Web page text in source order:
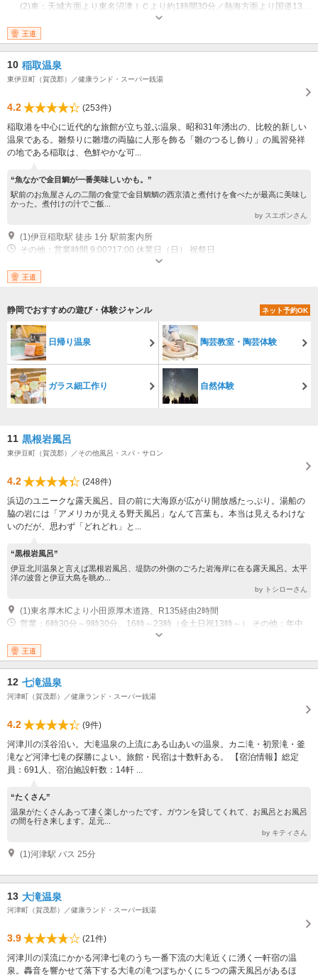
開園時間：9：00～16：00 定休日：火・金
王道
10 稲取温泉
東伊豆町（賀茂郡）／健康ランド・スーパー銭湯
4.2
(253件)
稲取港を中心に近代的な旅館が立ち並ぶ温泉。昭和31年湧出の、比較的新しい
温泉である。雛祭りに雛壇の両脇に人形を飾る「雛のつるし飾り」の風習発祥
の地である稲取は、色鮮やかな可...
“魚なかで金目鯛が一番美味しいかも。”
駅前のお魚屋さんの二階の食堂で金目鯛鯛の西京漬と煮付けを食べたが最高に美味し
かった。煮付けの汁でご飯...
by スエポンさん
(1)伊豆稲取駅 徒歩 1分 駅前案内所
その他：営業時間 9:00?17:00 休業日（日） 祝祭日
王道
静岡でおすすめの遊び・体験ジャンル ネット予約OK
日帰り温泉 陶芸教室・陶芸体験
ガラス細工作り 自然体験
11 黒根岩風呂
東伊豆町（賀茂郡）／その他風呂・スパ・サロン
4.2
(248件)
浜辺のユニークな露天風呂。目の前に大海原が広がり開放感たっぷり。湯船の
脇の岩には「アメリカが見える野天風呂」なんて言葉も。本当は見えるわけな
いのだが、思わず「どれどれ」と...
“黒根岩風呂”
伊豆北川温泉と言えば黒根岩風呂、堤防の外側のごろた岩海岸に在る露天風呂。太平
洋の波音と伊豆大島を眺め...
by トシローさん
(1)東名厚木ICより小田原厚木道路、R135経由2時間
営業：6時30分～9時30分、16時～23時（金土日祝13時～） その他：年中
王道
12 七滝温泉
河津町（賀茂郡）／健康ランド・スーパー銭湯
4.2
(9件)
河津川の渓谷沿い。大滝温泉の上流にある山あいの温泉。カニ滝・初景滝・釜
滝など河津七滝の探勝によい。旅館・民宿は十数軒ある。 【宿泊情報】総定
員：691人、宿泊施設軒数：14軒 ...
“たくさん”
温泉がたくさんあって凄く楽しかったです。ガウンを貸してくれて、お風呂とお風呂
の間を行き来します。足元...
by キティさん
(1)河津駅 バス 25分
13 大滝温泉
河津町（賀茂郡）／健康ランド・スーパー銭湯
3.9
(21件)
河津川の渓流にかかる河津七滝のうち一番下流の大滝近くに湧く一軒宿の温
泉。轟音を響かせて落下する大滝の滝つぼちかくに５つの露天風呂があるほ